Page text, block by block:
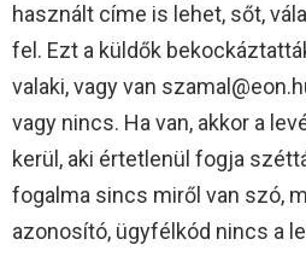
használt címe is lehet, sőt,
fel. Ezt a küldők
valaki, vagy van
vagy nincs. Ha van, akkor a
kerül, aki értetlenül fogja
fogalma sincs miről van szó,
azonosító, ügyfélkód nincs a